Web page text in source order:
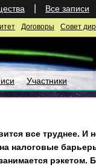
Все записи
Договоры Совет
Участники
все труднее.
налоговые